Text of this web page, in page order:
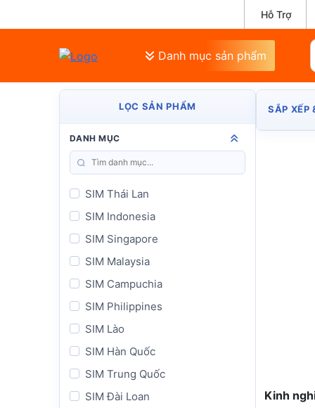
Hỗ Trợ
Danh mục sản phẩm
LỌC SẢN PHẨM
DANH MỤC
SIM Thái Lan
SIM Indonesia
SIM Singapore
SIM Malaysia
SIM Campuchia
SIM Philippines
SIM Lào
SIM Hàn Quốc
SIM Trung Quốc
SIM Đài Loan
SẮP XẾP
Kinh